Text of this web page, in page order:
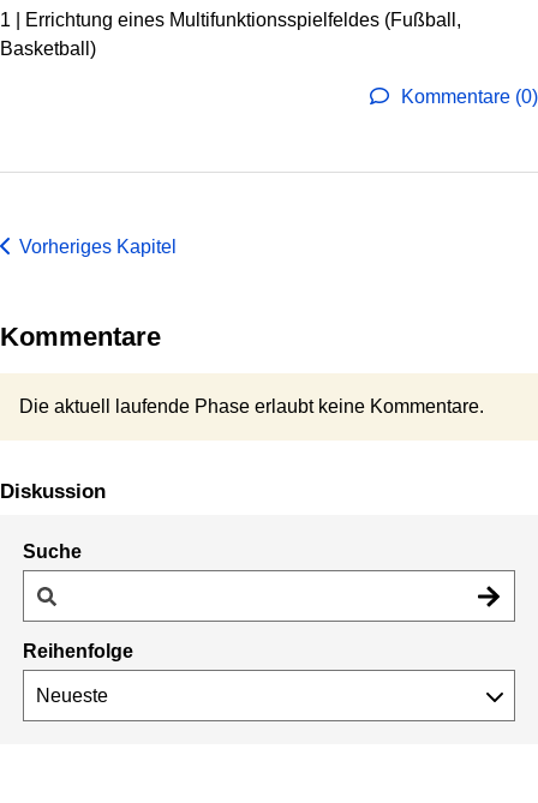
1 | Errichtung eines Multifunktionsspielfeldes (Fußball,
Basketball)
Kommentare (0)
Vorheriges Kapitel
Kommentare
Die aktuell laufende Phase erlaubt keine Kommentare.
Diskussion
Suche
Reihenfolge